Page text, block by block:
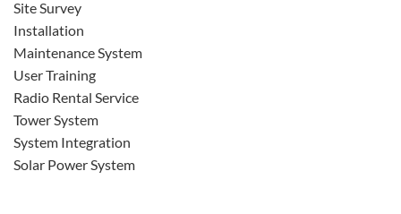
Site Survey
Installation
Maintenance System
User Training
Radio Rental Service
Tower System
System Integration
Solar Power System